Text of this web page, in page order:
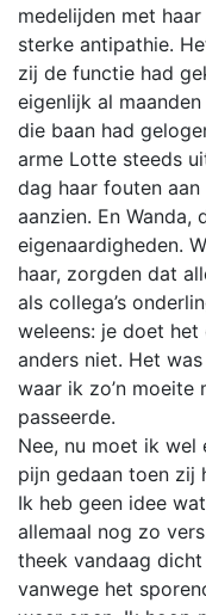
medelijden met
sterke antipathie.
zij de functie had
eigenlijk al
die baan had
arme Lotte steeds
dag haar fouten
aanzien. En Wanda,
eigenaardigheden.
haar, zorgden dat
als collega’s
weleens: je doet
anders niet. Het
waar ik zo’n moeite
passeerde.
Nee, nu moet ik
pijn gedaan toen zij
Ik heb geen idee
allemaal nog zo
theek vandaag
vanwege het